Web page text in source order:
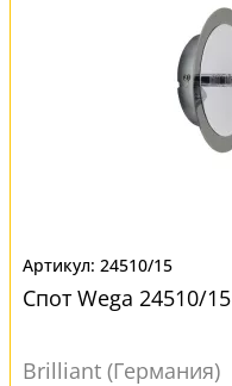
24510/15
Спот Wega 24510/15
Brilliant (Германия)